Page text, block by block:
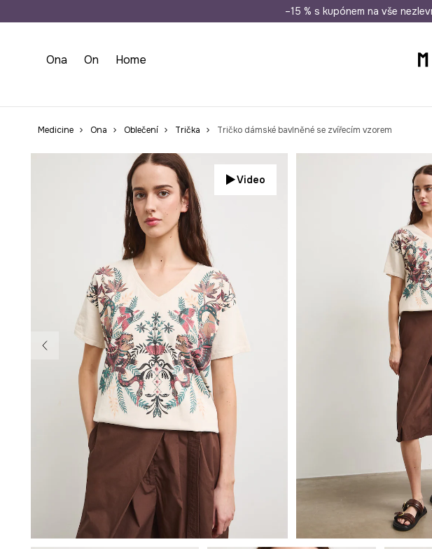
Doprava zdarma při nákupu nad 1 200 Kč
–15 % s kupónem na vše
Ona On Home
Medicine Ona Oblečení Trička Tričko dámské bavlněné se zvířecím vzorem
Video